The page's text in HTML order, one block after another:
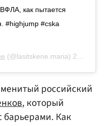
как пытается
#highjump #cska
(@lasitskene.maria) 24 Сен 2019 в 3:46 PDT
российский
, который
барьерами. Как